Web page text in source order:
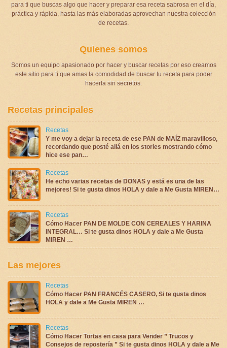
para ti que buscas algo que hacer y preparar esa receta sabrosa en el día,
práctica y rápida, hasta las más elaboradas aprovechan nuestra colección
de recetas.
Quienes somos
Somos un equipo apasionado por hacer y buscar recetas por eso creamos
este sitio para ti que amas la comodidad de buscar tu receta para poder
hacerla sin secretos.
Recetas principales
Recetas
Y me voy a dejar la receta de ese PAN de MAÍZ maravilloso,
recordando que posté allá en los stories mostrando cómo
hice ese pan…
Recetas
He echo varias recetas de DONAS y está es una de las
mejores! Si te gusta dinos HOLA y dale a Me Gusta MIREN…
Recetas
Cómo Hacer PAN DE MOLDE CON CEREALES Y HARINA
INTEGRAL… Si te gusta dinos HOLA y dale a Me Gusta
MIREN …
Las mejores
Recetas
Cómo Hacer PAN FRANCÉS CASERO, Si te gusta dinos
HOLA y dale a Me Gusta MIREN …
Recetas
Cómo Hacer Tortas en casa para Vender ” Trucos y
Consejos de repostería ” Si te gusta dinos HOLA y dale a Me